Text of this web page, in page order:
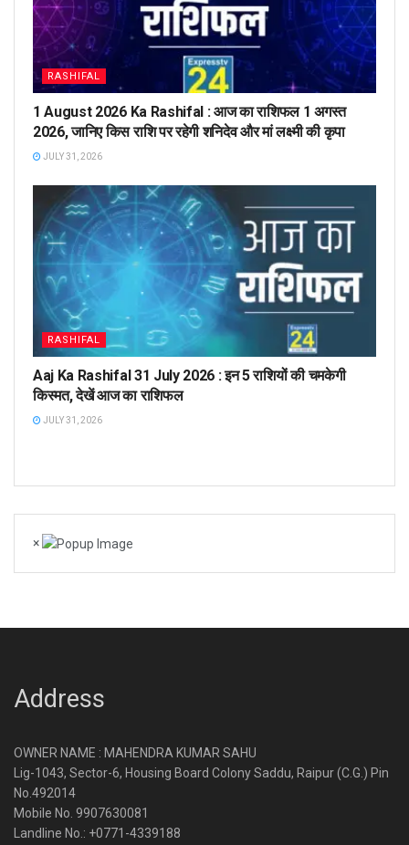
RASHIFAL
1 August 2026 Ka Rashifal : आज का राशिफल 1 अगस्त
2026, जानिए किस राशि पर रहेगी शनिदेव और मां लक्ष्मी की कृपा
JULY 31, 2026
RASHIFAL
Aaj Ka Rashifal 31 July 2026 : इन 5 राशियों की चमकेगी
किस्मत, देखें आज का राशिफल
JULY 31, 2026
×
Address
OWNER NAME : MAHENDRA KUMAR SAHU
Lig-1043, Sector-6, Housing Board Colony Saddu, Raipur (C.G.) Pin
No.492014
Mobile No. 9907630081
Landline No.: +0771-4339188